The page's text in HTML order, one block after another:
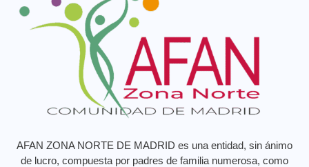
AFAN ZONA NORTE DE MADRID es una entidad, sin ánimo
de lucro, compuesta por padres de familia numerosa, como